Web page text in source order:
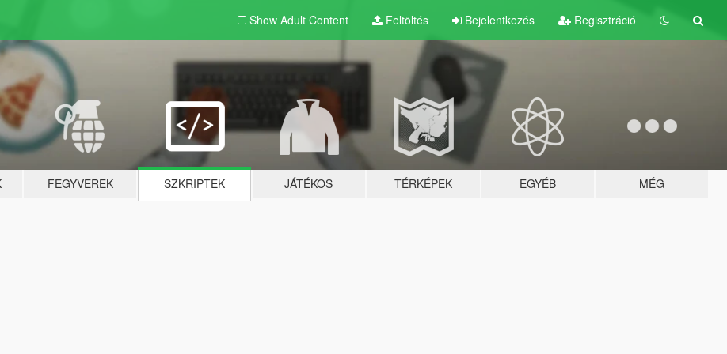
Show Adult Content Feltöltés Bejelentkezés Regisztráció
FEGYVEREK SZKRIPTEK JÁTÉKOS TÉRKÉPEK EGYÉB MÉG